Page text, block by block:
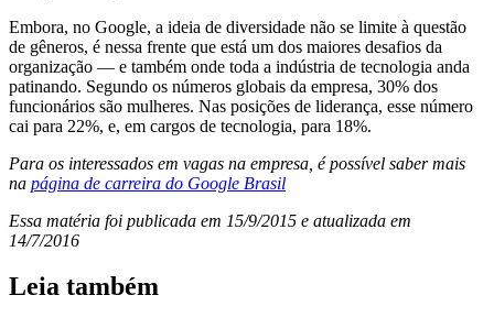
Embora, no Google, a ideia de diversidade não se limite à questão
de gêneros, é nessa frente que está um dos maiores desafios da
organização — e também onde toda a indústria de tecnologia anda
patinando. Segundo os números globais da empresa, 30% dos
funcionários são mulheres. Nas posições de liderança, esse número
cai para 22%, e, em cargos de tecnologia, para 18%.
Para os interessados em vagas na empresa, é possível saber mais
na página de carreira do Google Brasil
Essa matéria foi publicada em 15/9/2015 e atualizada em
14/7/2016
Leia também